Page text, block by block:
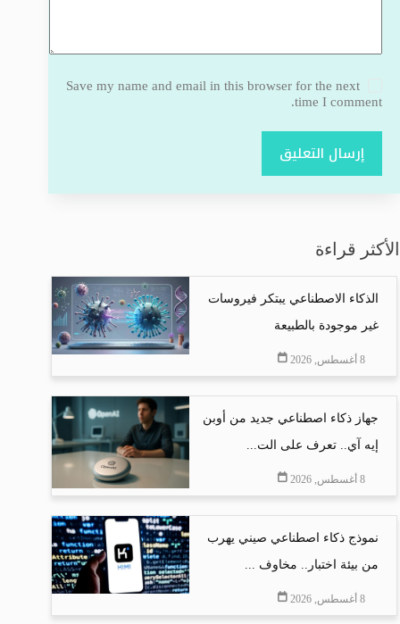
Save my name and email in this browser for the next
time I comment.
إرسال التعليق
الأكثر قراءة
الذكاء الاصطناعي يبتكر فيروسات
غير موجودة بالطبيعة
8 أغسطس, 2026
جهاز ذكاء اصطناعي جديد من أوبن
إيه آي.. تعرف على الت...
8 أغسطس, 2026
نموذج ذكاء اصطناعي صيني يهرب
من بيئة اختبار.. مخاوف ...
8 أغسطس, 2026